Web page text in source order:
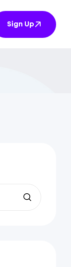
Sign Up